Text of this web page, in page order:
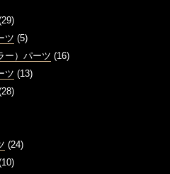
ツ (5)
ー）パーツ (16)
ツ (13)
(24)